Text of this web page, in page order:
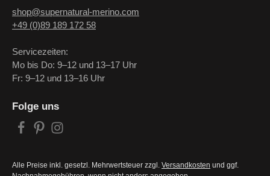
Folge uns
Alle Preise inkl. gesetzl. Mehrwertsteuer zzgl. Versandkosten und ggf.
shop@supernatural-merino.com
+49 (0)89 189 172 58
Servicezeiten:
Mo bis Do: 9–12 und 13–17 Uhr
Fr: 9–12 und 13–16 Uhr